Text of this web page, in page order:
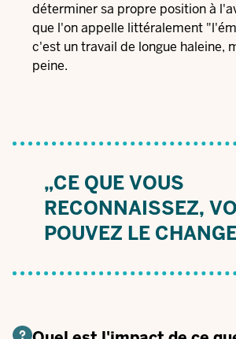
déterminer sa propre position à
que l'on appelle littéralement
c'est un travail de longue haleine,
peine.
„CE QUE VOUS
RECONNAISSEZ,
POUVEZ LE